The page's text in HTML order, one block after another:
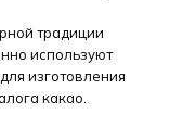
традиции
используют
изготовления
какао.